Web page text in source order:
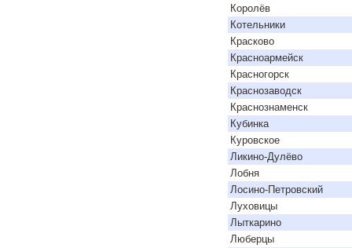
Королёв
Котельники
Красково
Красноармейск
Красногорск
Краснозаводск
Краснознаменск
Кубинка
Куровское
Ликино-Дулёво
Лобня
Лосино-Петровский
Луховицы
Лыткарино
Люберцы